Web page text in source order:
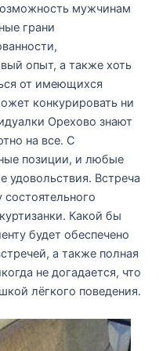
мужчинам
грани
опыт, а также хоть
от имеющихся
конкурировать ни
Орехово знают
на все. С
позиции, и любые
удовольствия. Встреча
Какой бы
будет обеспечено
а также полная
не догадается, что
лёгкого поведения.